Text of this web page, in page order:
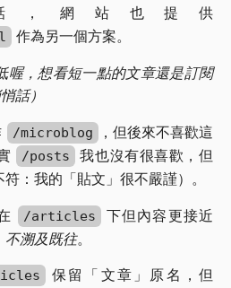
，網站也提供
作為另一個方案。
喔，想看短一點的文章還是訂閱
話）
/microblog
，但後來不喜歡這
/posts 我也沒有很喜歡，但
：我的「貼文」很不嚴謹）。
/articles
下但內容更接近
不溯及既往。
保留「文章」原名，但